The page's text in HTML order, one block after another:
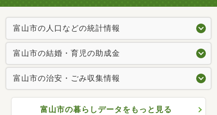
富山市の人口などの統計情報
富山市の結婚・育児の助成金
富山市の治安・ごみ収集情報
富山市の暮らしデータをもっと見る